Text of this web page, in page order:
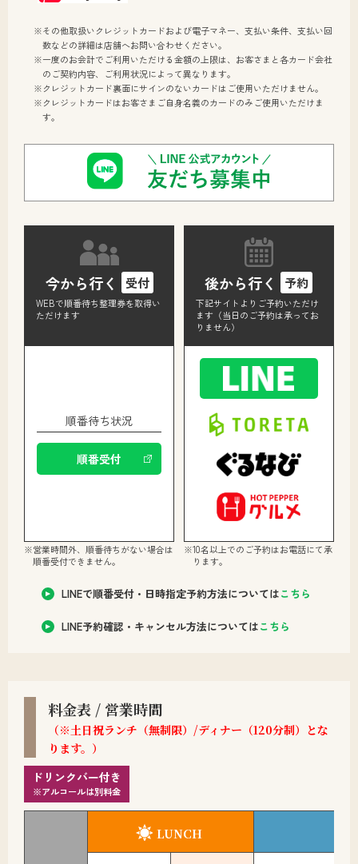
※その他取扱いクレジットカードおよび電子マネー、支払い条件、支払い回
数などの詳細は店舗へお問い合わせください。
※一度のお会計でご利用いただける金額の上限は、お客さまと各カード会社
のご契約内容、ご利用状況によって異なります。
※クレジットカード裏面にサインのないカードはご使用いただけません。
※クレジットカードはお客さまご自身名義のカードのみご使用いただけま
す。
今から行く 受付
WEBで順番待ち整理券を取得い
ただけます
順番待ち状況
順番受付
※営業時間外、順番待ちがない場合は
順番受付できません。
後から行く 予約
下記サイトよりご予約いただけ
ます（当日のご予約は承ってお
りません）
※10名以上でのご予約はお電話にて承
ります。
LINEで順番受付・日時指定予約方法についてはこちら
LINE予約確認・キャンセル方法についてはこちら
料金表 / 営業時間
（※土日祝ランチ（無制限）/ディナー（120分制）とな
ります。）
ドリンクバー付き
※アルコールは別料金
LUNCH